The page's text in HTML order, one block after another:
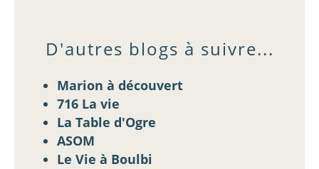
D'autres blogs à suivre...
Marion à découvert
716 La vie
La Table d'Ogre
ASOM
Le Vie à Boulbi